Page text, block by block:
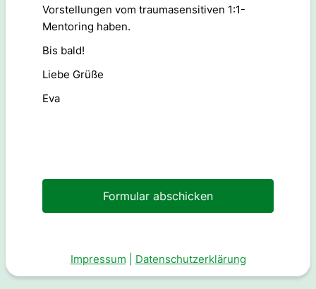
Vorstellungen vom traumasensitiven 1:1-
Mentoring haben.
Bis bald!
Liebe Grüße
Eva
Formular abschicken
Impressum Datenschutzerklärung